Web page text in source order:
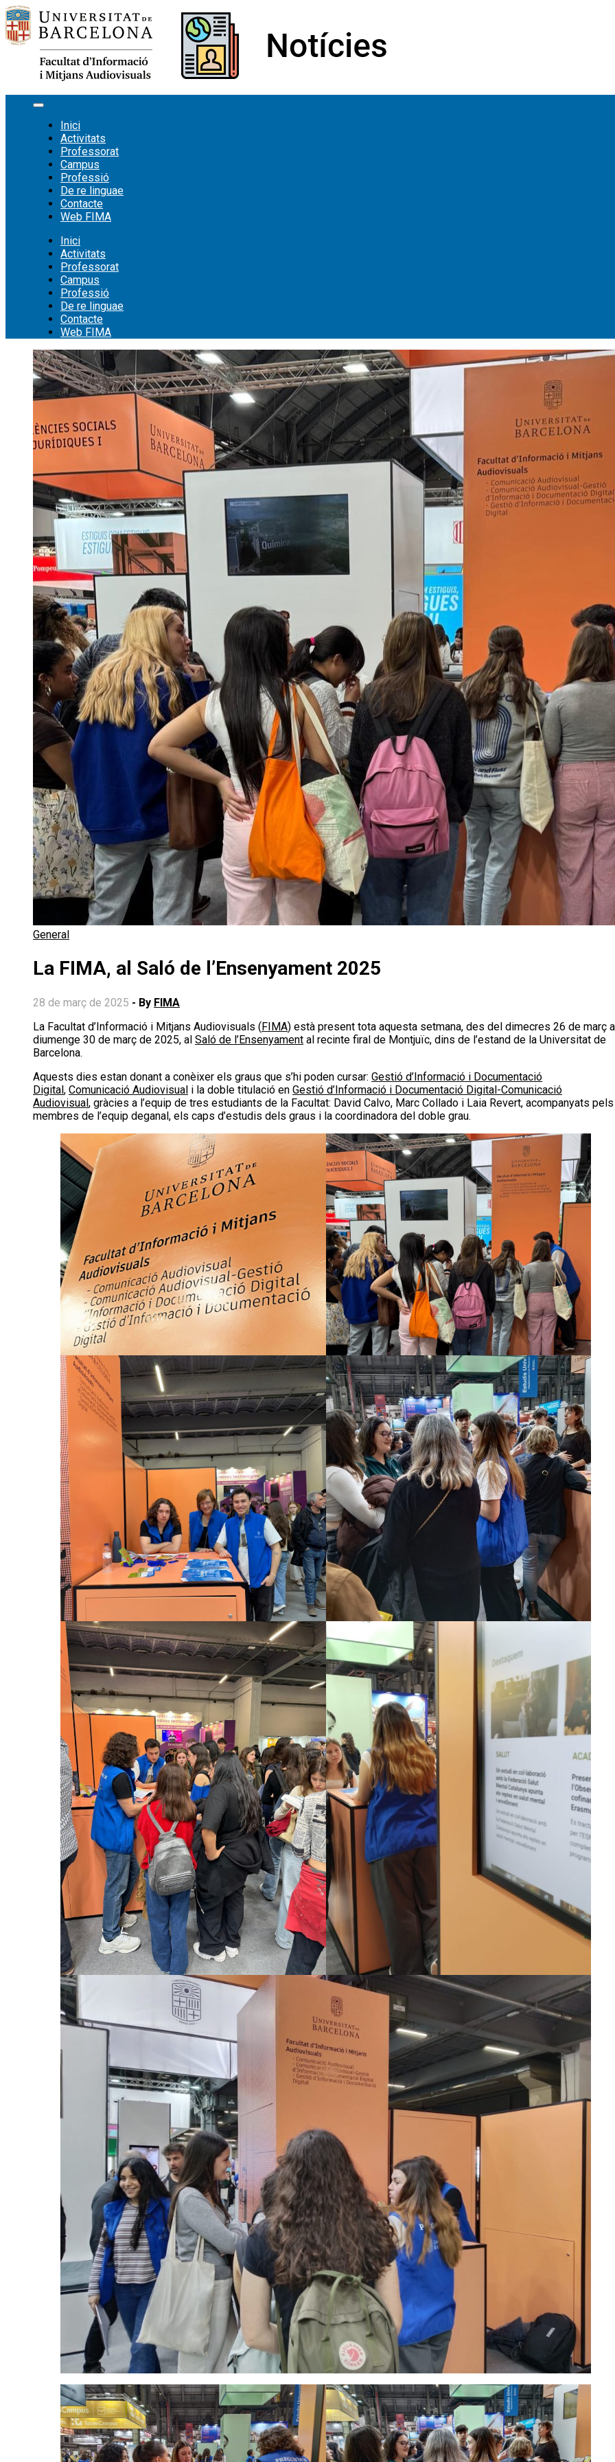
Vés
al
contingut
Inici
Activitats
Professorat
Campus
Professió
De re linguae
Contacte
Web FIMA
Inici
Activitats
Professorat
Campus
Professió
De re linguae
Contacte
Web FIMA
General
La FIMA, al Saló de l’Ensenyament 2025
28 de març de 2025 - By FIMA
La Facultat d’Informació i Mitjans Audiovisuals ( FIMA) està present tota aquesta setmana, des del dimecres 26 de març
diumenge 30 de març de 2025, al Saló de l’Ensenyament al recinte firal de Montjuïc, dins de l’estand de la Universitat de
Barcelona.
Aquests dies estan donant a conèixer els graus que s’hi poden cursar: Gestió d’Informació i Documentació
Digital , Comunicació Audiovisual i la doble titulació en Gestió d’Informació i Documentació Digital-Comunicació
Audiovisual , gràcies a l’equip de tres estudiants de la Facultat: David Calvo, Marc Collado i Laia Revert, acompanyats pels
membres de l’equip deganal, els caps d’estudis dels graus i la coordinadora del doble grau.